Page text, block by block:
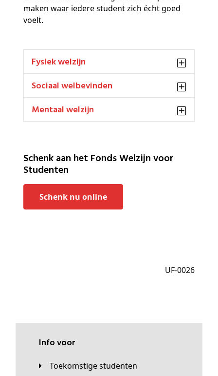
maken waar iedere student zich écht goed
voelt.
Fysiek welzijn
Sociaal welbevinden
Mentaal welzijn
Schenk aan het Fonds Welzijn voor
Studenten
Schenk nu online
UF-0026
Info voor
Toekomstige studenten